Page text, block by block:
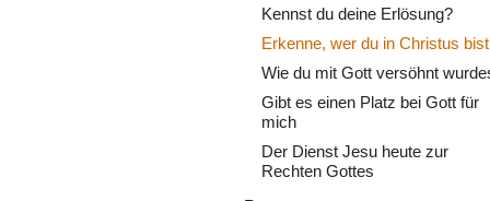
Kennst du deine Erlösung?
Erkenne, wer du in Christus bist
Wie du mit Gott versöhnt
Gibt es einen Platz bei Gott für
mich
Der Dienst Jesu heute zur
Rechten Gottes